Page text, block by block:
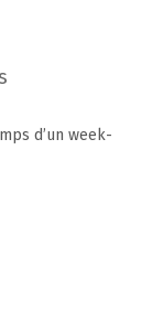
d’un week-